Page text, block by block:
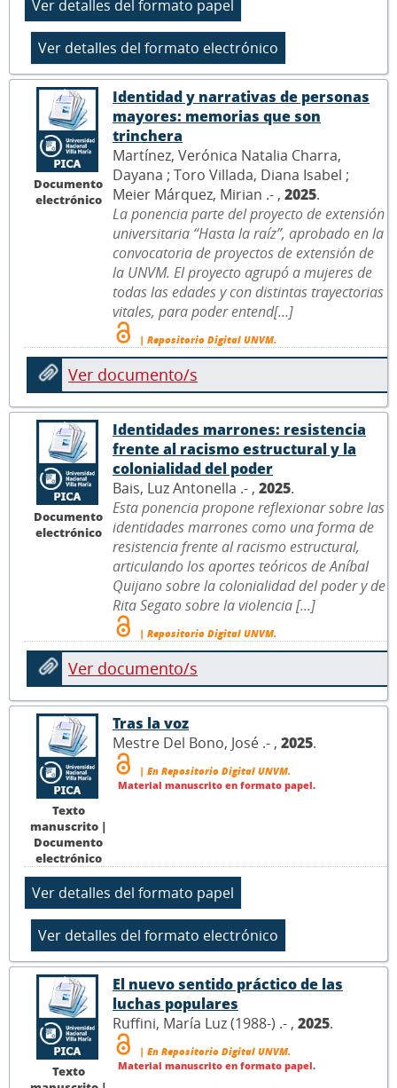
Documento
electrónico
Identidad y narrativas de personas
mayores: memorias que son
trinchera
Martínez, Verónica Natalia Charra,
Dayana ; Toro Villada, Diana Isabel ;
Meier Márquez, Mirian .- , 2025.
La ponencia parte del proyecto de extensión
universitaria “Hasta la raíz”, aprobado en la
convocatoria de proyectos de extensión de
la UNVM. El proyecto agrupó a mujeres de
todas las edades y con distintas trayectorias
vitales, para poder entend[...]
| Repositorio Digital UNVM.
Ver documento/s
Documento
electrónico
Identidades marrones: resistencia
frente al racismo estructural y la
colonialidad del poder
Bais, Luz Antonella .- , 2025.
Esta ponencia propone reflexionar sobre las
identidades marrones como una forma de
resistencia frente al racismo estructural,
articulando los aportes teóricos de Aníbal
Quijano sobre la colonialidad del poder y de
Rita Segato sobre la violencia [...]
| Repositorio Digital UNVM.
Ver documento/s
Texto
manuscrito |
Documento
electrónico
Tras la voz
Mestre Del Bono, José .- , 2025.
| En Repositorio Digital UNVM.
Material manuscrito en formato papel.
Texto
El nuevo sentido práctico de las
luchas populares
Ruffini, María Luz (1988-) .- , 2025.
| En Repositorio Digital UNVM.
Material manuscrito en formato papel.